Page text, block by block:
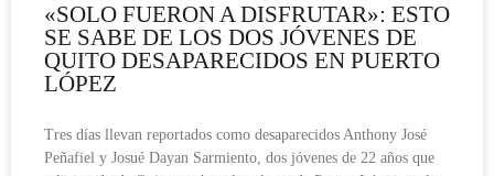
«SOLO FUERON A DISFRUTAR»: ESTO
SE SABE DE LOS DOS JÓVENES DE
QUITO DESAPARECIDOS EN PUERTO
LÓPEZ
Tres días llevan reportados como desaparecidos Anthony José
Peñafiel y Josué Dayan Sarmiento, dos jóvenes de 22 años que